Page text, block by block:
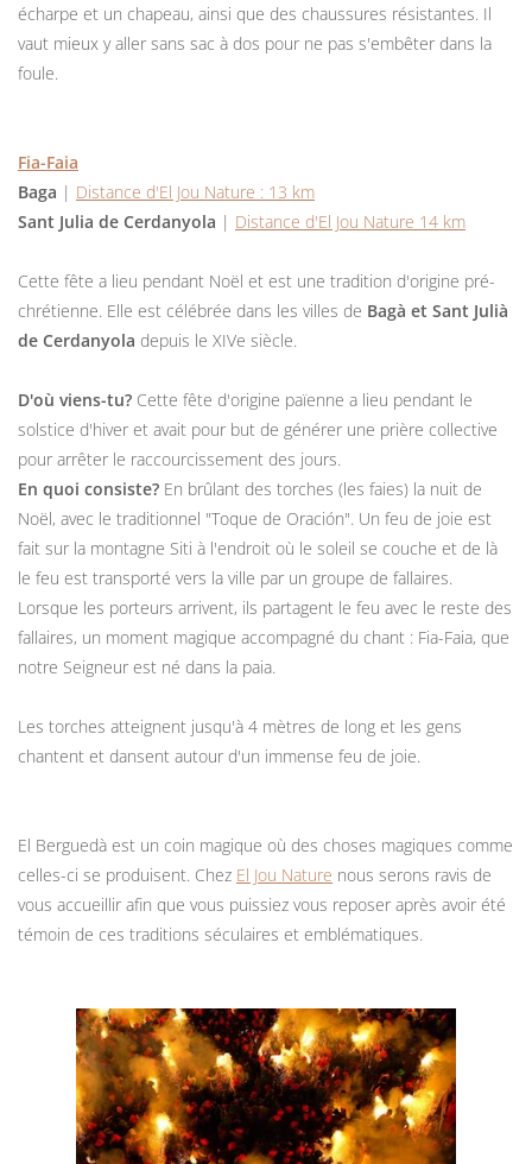
écharpe et un chapeau, ainsi que des chaussures résistantes. Il
vaut mieux y aller sans sac à dos pour ne pas s'embêter dans la
foule.
Fia-Faia
Baga | Distance d'El Jou Nature : 13 km
Sant Julia de Cerdanyola | Distance d'El Jou Nature 14 km
Cette fête a lieu pendant Noël et est une tradition d'origine pré-
chrétienne. Elle est célébrée dans les villes de Bagà et Sant Julià
de Cerdanyola depuis le XIVe siècle.
D'où viens-tu? Cette fête d'origine païenne a lieu pendant le
solstice d'hiver et avait pour but de générer une prière collective
pour arrêter le raccourcissement des jours.
En quoi consiste? En brûlant des torches (les faies) la nuit de
Noël, avec le traditionnel "Toque de Oración". Un feu de joie est
fait sur la montagne Siti à l'endroit où le soleil se couche et de là
le feu est transporté vers la ville par un groupe de fallaires.
Lorsque les porteurs arrivent, ils partagent le feu avec le reste des
fallaires, un moment magique accompagné du chant : Fia-Faia, que
notre Seigneur est né dans la paia.
Les torches atteignent jusqu'à 4 mètres de long et les gens
chantent et dansent autour d'un immense feu de joie.
El Berguedà est un coin magique où des choses magiques comme
celles-ci se produisent. Chez El Jou Nature nous serons ravis de
vous accueillir afin que vous puissiez vous reposer après avoir été
témoin de ces traditions séculaires et emblématiques.